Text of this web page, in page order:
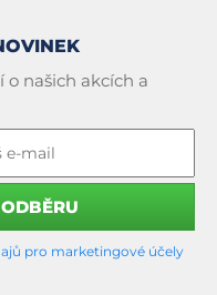
našich akcích a
pro marketingové účely